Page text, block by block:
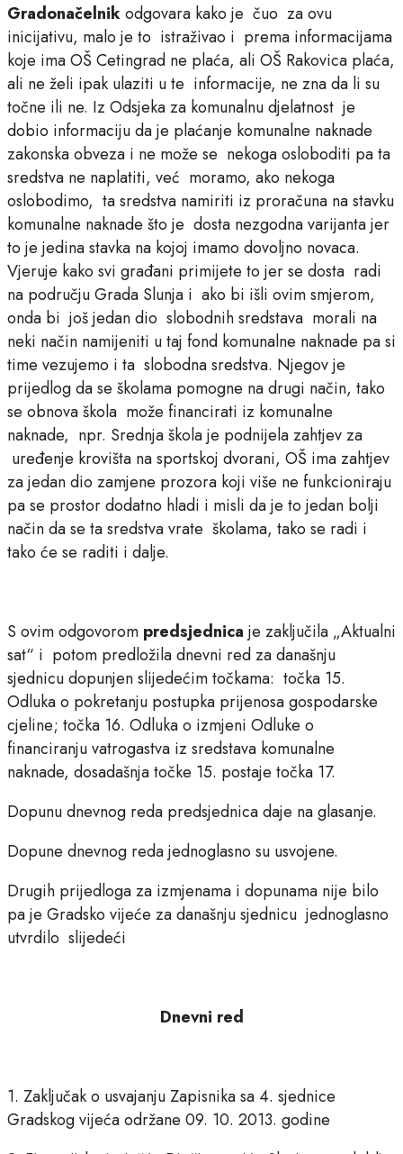
Gradonačelnikodgovara kako je čuo za ovu
inicijativu, malo je to istraživao i prema informacijama
koje ima OŠ Cetingrad ne plaća, ali OŠ Rakovica plaća,
ali ne želi ipak ulaziti u te informacije, ne zna da li su
točne ili ne. Iz Odsjeka za komunalnu djelatnost je
dobio informaciju da je plaćanje komunalne naknade
zakonska obveza i ne može se nekoga osloboditi pa ta
sredstva ne naplatiti, već moramo, ako nekoga
oslobodimo, ta sredstva namiriti iz proračuna na stavku
komunalne naknade što je dosta nezgodna varijanta jer
to je jedina stavka na kojoj imamo dovoljno novaca.
Vjeruje kako svi građani primijete to jer se dosta radi
na području Grada Slunja i ako bi išli ovim smjerom,
onda bi još jedan dio slobodnih sredstava morali na
neki način namijeniti u taj fond komunalne naknade pa si
time vezujemo i ta slobodna sredstva. Njegov je
prijedlog da se školama pomogne na drugi način, tako
se obnova škola može financirati iz komunalne
naknade, npr. Srednja škola je podnijela zahtjev za
uređenje krovišta na sportskoj dvorani, OŠ ima zahtjev
za jedan dio zamjene prozora koji više ne funkcioniraju
pa se prostor dodatno hladi i misli da je to jedan bolji
način da se ta sredstva vrate školama, tako se radi i
tako će se raditi i dalje.
S ovim odgovorom predsjednica je zaključila „Aktualni
sat“ i potom predložila dnevni red za današnju
sjednicu dopunjen slijedećim točkama: točka 15.
Odluka o pokretanju postupka prijenosa gospodarske
cjeline; točka 16. Odluka o izmjeni Odluke o
financiranju vatrogastva iz sredstava komunalne
naknade, dosadašnja točke 15. postaje točka 17.
Dopunu dnevnog reda predsjednica daje na glasanje.
Dopune dnevnog reda jednoglasno su usvojene.
Drugih prijedloga za izmjenama i dopunama nije bilo
pa je Gradsko vijeće za današnju sjednicu jednoglasno
utvrdilo slijedeći
Dnevni red
1. Zaključak o usvajanju Zapisnika sa 4. sjednice
Gradskog vijeća održane 09. 10. 2013. godine